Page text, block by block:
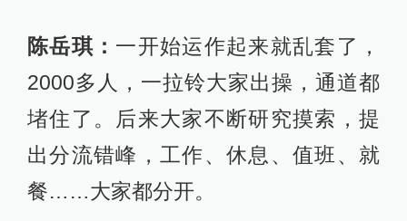
陈岳琪： 一开始运作起来就乱套了，
2000多人，一拉铃大家出操，通道都
堵住了。后来大家不断研究摸索，提
出分流错峰，工作、休息、值班、就
餐……大家都分开。